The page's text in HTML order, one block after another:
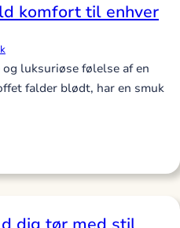
komfort til enhver
luksuriøse følelse af en
falder blødt, har en smuk